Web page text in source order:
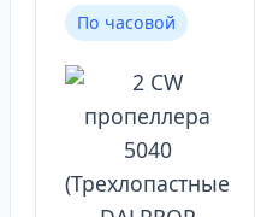
По часовой